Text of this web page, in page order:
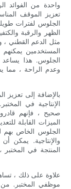
واحدة من الفوائد
تعزيز الموقف
الجلوس لفترات
الظهر والرقبة
مثل الدعم القطني ،
المستخدمين يمكنهم
الجلوس. هذا يساعد
وعدم الراحة ، مما
بالإضافة إلى تعزيز
الإنتاجية في
صحيح ، فإنهم
الميزات القابلة
الجلوس الخاص بهم
والإنتاجية. يمكن
المنتجة في
علاوة على ذلك ،
موظفي المختبر. من